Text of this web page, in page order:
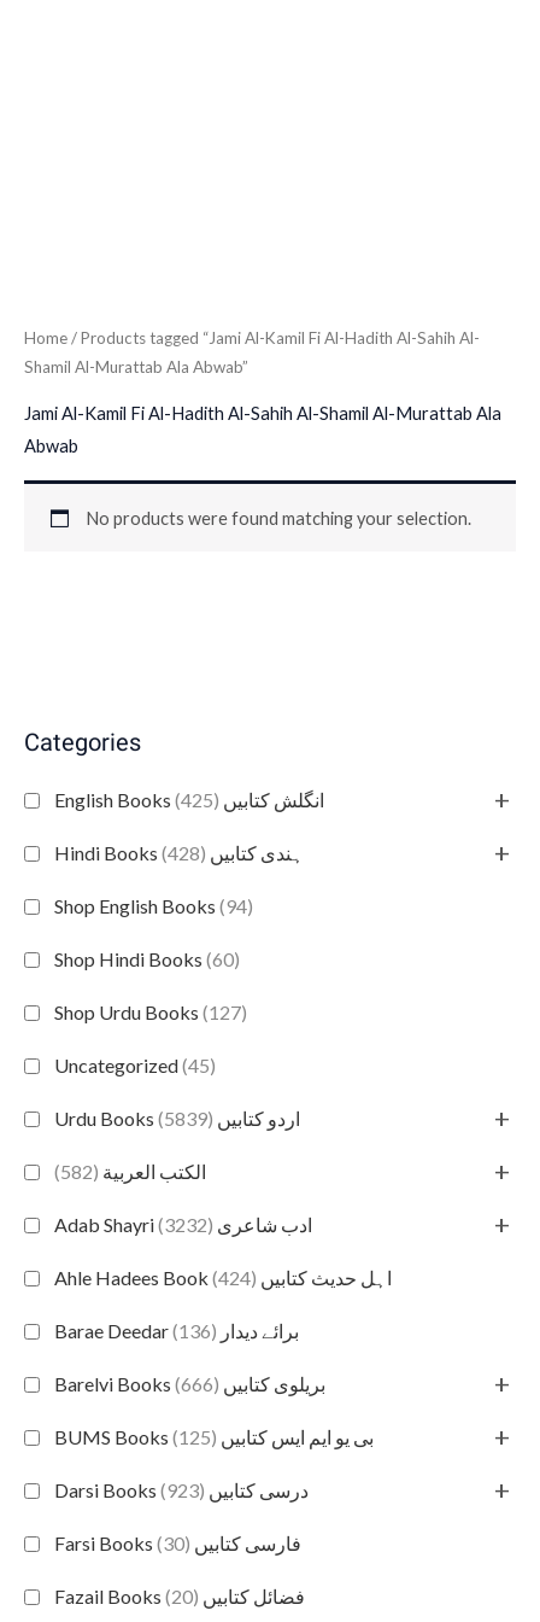
Categories
English Books انگلش کتابیں (425) +
Hindi Books ہندی کتابیں (428) +
Shop English Books (94)
Shop Hindi Books (60)
Shop Urdu Books (127)
Uncategorized(45)
Urdu Books اردو کتابیں (5839) +
الكتب العربية (582) +
Adab Shayri ادب شاعری (3232) +
Ahle Hadees Book اہل حدیث کتابیں (424)
Barae Deedar برائے دیدار (136)
Barelvi Books بریلوی کتابیں (666) +
BUMS Books بی یو ایم ایس کتابیں (125) +
Darsi Books درسی کتابیں (923) +
Farsi Books فارسی کتابیں (30)
Fazail Books فضائل کتابیں (20)
Home/ Products tagged “Jami Al-Kamil Fi Al-Hadith Al-Sahih Al-
Shamil Al-Murattab Ala Abwab”
Jami Al-Kamil Fi Al-Hadith Al-Sahih Al-Shamil Al-Murattab Ala
Abwab
No products were found matching your selection.